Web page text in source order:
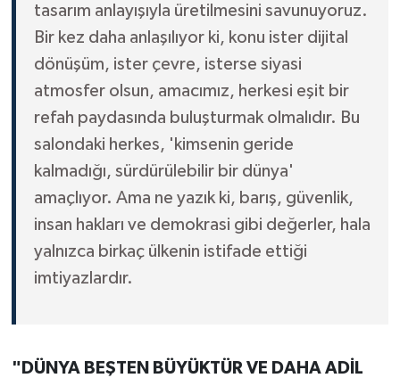
tasarım anlayışıyla üretilmesini savunuyoruz.
Bir kez daha anlaşılıyor ki, konu ister dijital
dönüşüm, ister çevre, isterse siyasi
atmosfer olsun, amacımız, herkesi eşit bir
refah paydasında buluşturmak olmalıdır. Bu
salondaki herkes, 'kimsenin geride
kalmadığı, sürdürülebilir bir dünya'
amaçlıyor. Ama ne yazık ki, barış, güvenlik,
insan hakları ve demokrasi gibi değerler, hala
yalnızca birkaç ülkenin istifade ettiği
imtiyazlardır.
"DÜNYA BEŞTEN BÜYÜKTÜR VE DAHA ADİL